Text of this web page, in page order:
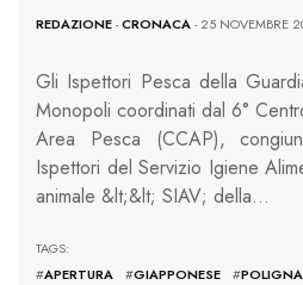
REDAZIONE-CRONACA- 25 NOVEMBRE
Gli Ispettori Pesca della
Monopoli coordinati dal 6°
Area Pesca (CCAP),
Ispettori del Servizio Igiene
animale &lt;&lt; SIAV; della…
TAGS:
#APERTURA #GIAPPONESE #